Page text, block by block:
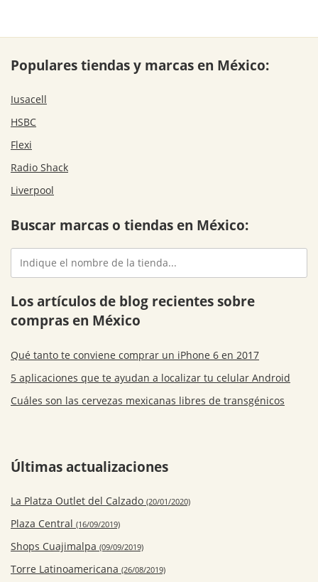
Populares tiendas y marcas en México:
Iusacell
HSBC
Flexi
Radio Shack
Liverpool
Buscar marcas o tiendas en México:
Los artículos de blog recientes sobre
compras en México
Qué tanto te conviene comprar un iPhone 6 en 2017
5 aplicaciones que te ayudan a localizar tu celular Android
Cuáles son las cervezas mexicanas libres de transgénicos
Últimas actualizaciones
La Platza Outlet del Calzado (20/01/2020)
Plaza Central (16/09/2019)
Shops Cuajimalpa (09/09/2019)
Torre Latinoamericana (26/08/2019)